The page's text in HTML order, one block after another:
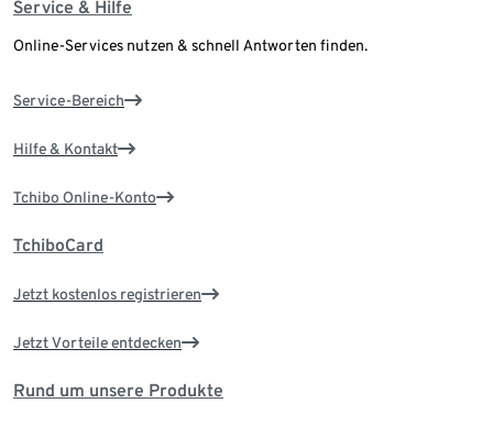
Service & Hilfe
Online-Services nutzen & schnell Antworten finden.
Service-Bereich
Hilfe & Kontakt
Tchibo Online-Konto
TchiboCard
Jetzt kostenlos registrieren
Jetzt Vorteile entdecken
Rund um unsere Produkte